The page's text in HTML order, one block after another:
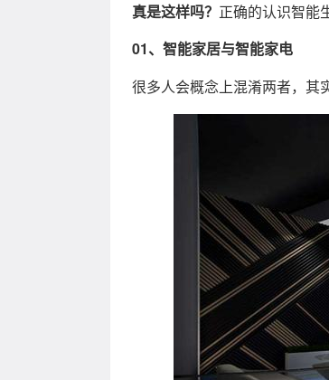
真是这样吗？ 正确的认识智能
01、智能家居与智能家电
很多人会概念上混淆两者，其